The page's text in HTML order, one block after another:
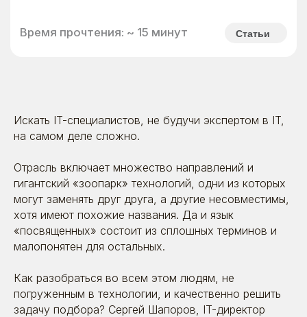
Искать IT-специалистов, не будучи экспертом в IT,
на самом деле сложно.
Отрасль включает множество направлений и
гигантский «зоопарк» технологий, одни из которых
могут заменять друг друга, а другие несовместимы,
хотя имеют похожие названия. Да и язык
«посвященных» состоит из сплошных терминов и
малопонятен для остальных.
Как разобраться во всем этом людям, не
погруженным в технологии, и качественно решить
задачу подбора? Сергей Шапоров, IT-директор